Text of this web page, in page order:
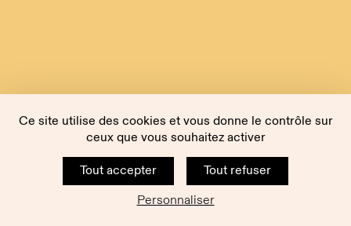
Ce site utilise des cookies et vous donne le contrôle sur
ceux que vous souhaitez activer
Tout accepter
Tout refuser
Personnaliser